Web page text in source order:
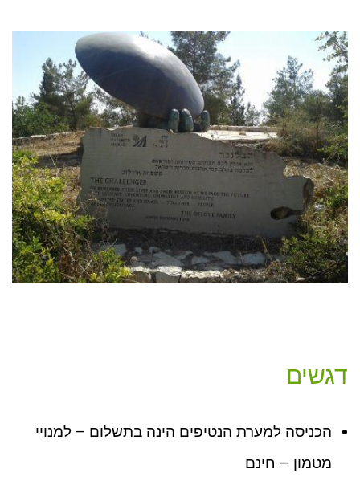
דגשים
הכניסה למערת הנטיפים הינה בתשלום – למנויי
מטמון – חינם